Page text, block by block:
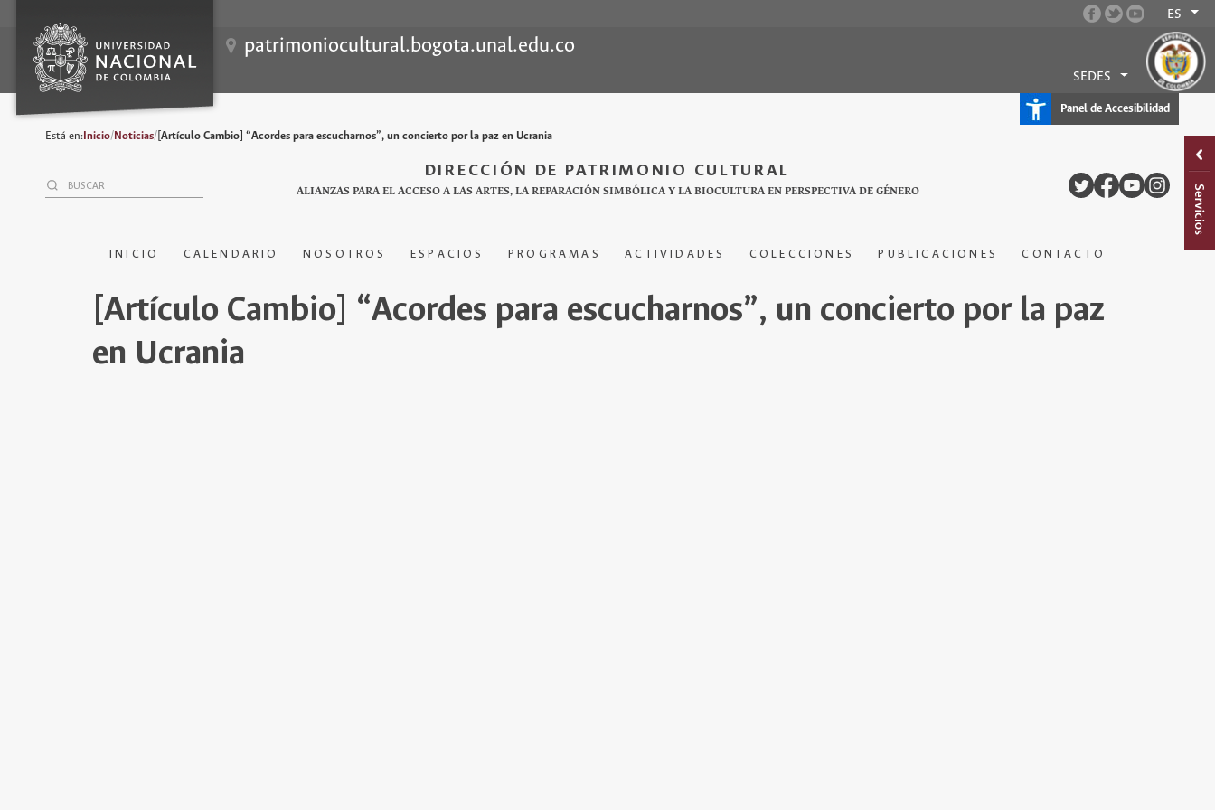
ES
patrimoniocultural.bogota.unal.edu.co
SEDES
Panel de Accesibilidad
Está en: Inicio/Noticias/ [Artículo Cambio] “Acordes para escucharnos”, un concierto por la paz en Ucrania
DIRECCIÓN DE PATRIMONIO CULTURAL
ALIANZAS PARA EL ACCESO A LAS ARTES, LA REPARACIÓN SIMBÓLICA Y LA BIOCULTURA EN PERSPECTIVA DE GÉNERO
INICIO CALENDARIO NOSOTROS ESPACIOS PROGRAMAS ACTIVIDADES COLECCIONES PUBLICACIONES CONTACTO
[Artículo Cambio] “Acordes para escucharnos”, un concierto por la paz
en Ucrania